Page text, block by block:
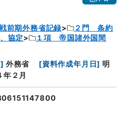
前期外務省記録
２門 条約
協定
１項 帝国諸外国間
] 外務省 [資料作成年月日] 明
２月